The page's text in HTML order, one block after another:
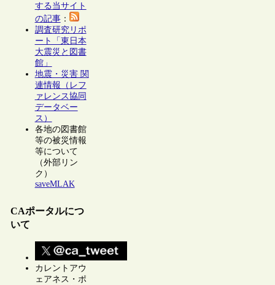
する当サイト
の記事：
調査研究リポ
ート「東日本
大震災と図書
館」
地震・災害 関
連情報（レフ
ァレンス協同
データベー
ス）
各地の図書館
等の被災情報
等について
（外部リン
ク）
saveMLAK
CAポータルにつ
いて
カレントアウ
ェアネス・ポ